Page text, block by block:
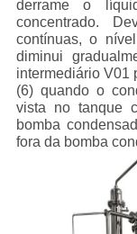
derrame o
concentrado.
contínuas, o
diminui
intermediário V01
(6) quando o
vista no tanque
bomba
fora da bomba